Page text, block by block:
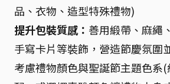
品、衣物、造型特殊禮物)
提升包裝質感： 善用緞帶、麻繩
手寫卡片等裝飾，營造節慶氛圍
考慮禮物顏色與聖誕節主題色系